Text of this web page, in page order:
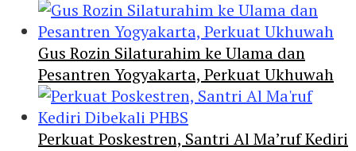
Gus Rozin Silaturahim ke Ulama dan
Pesantren Yogyakarta, Perkuat Ukhuwah
Perkuat Poskestren, Santri Al Ma’ruf Kediri